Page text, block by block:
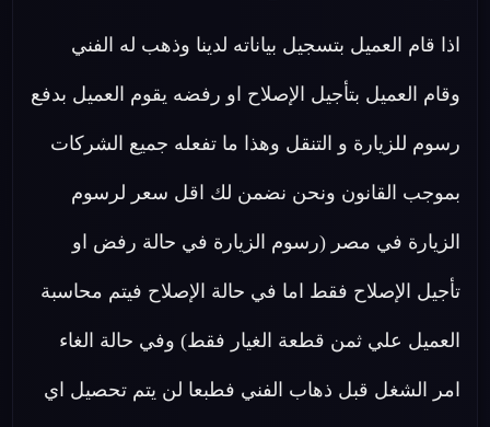
اذا قام العميل بتسجيل بياناته لدينا وذهب له الفني
وقام العميل بتأجيل الإصلاح او رفضه يقوم العميل بدفع
رسوم للزيارة و التنقل وهذا ما تفعله جميع الشركات
بموجب القانون ونحن نضمن لك اقل سعر لرسوم
الزيارة في مصر (رسوم الزيارة في حالة رفض او
تأجيل الإصلاح فقط اما في حالة الإصلاح فيتم محاسبة
العميل علي ثمن قطعة الغيار فقط) وفي حالة الغاء
امر الشغل قبل ذهاب الفني فطبعا لن يتم تحصيل اي